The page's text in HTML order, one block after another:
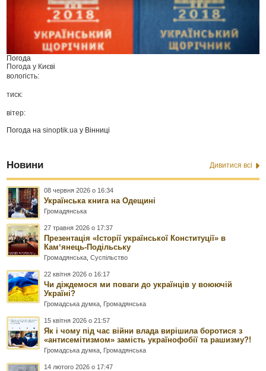
Погода
Погода у Києві
вологість:
тиск:
вітер:
Погода наsinoptik.ua у Вінниці
Новини Дивитися всі
08 червня 2026 о 16:34
Українська книга на Одещині
Громадянська
27 травня 2026 о 17:37
Презентація «Історії української Конституції» в
Камʼянець-Подільську
Громадянська ,Суспільство
22 квітня 2026 о 16:17
Чи діждемося ми поваги до українців у воюючій
Україні?
Громадська думка Громадянська
15 квітня 2026 о 21:57
Як і чому під час війни влада вирішила боротися з
«антисемітизмом» замість українофобії та рашизму?!
Громадська думка Громадянська
14 лютого 2026 о 17:47